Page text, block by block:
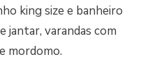
king size e banheiro
jantar, varandas com
mordomo.